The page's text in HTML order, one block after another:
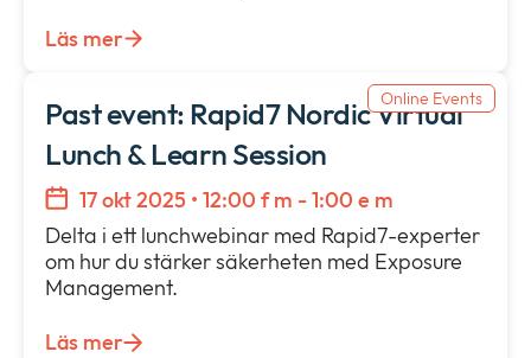
Läs mer
Online Events
Past event: Rapid7 Nordic Virtual
Lunch & Learn Session
17 okt 2025 • 12:00 f m - 1:00 e m
Delta i ett lunchwebinar med Rapid7-experter
om hur du stärker säkerheten med Exposure
Management.
Läs mer